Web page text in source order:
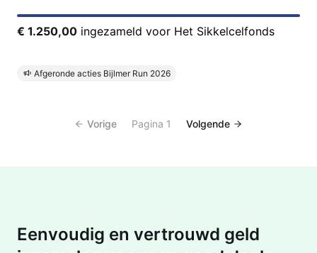
€ 1.250,00 ingezameld voor Het Sikkelcelfonds
Afgeronde acties Bijlmer Run 2026
Vorige Pagina 1 Volgende
Eenvoudig en vertrouwd geld